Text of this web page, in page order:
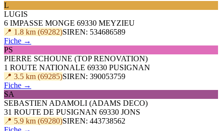
L
LUGIS
6 IMPASSE MONGE 69330 MEYZIEU
📍 1.8 km (69282)SIREN: 534686589
Fiche →
PS
PIERRE SCHOUNE (TOP RENOVATION)
1 ROUTE NATIONALE 69330 PUSIGNAN
📍 3.5 km (69285)SIREN: 390053759
Fiche →
SA
SEBASTIEN ADAMOLI (ADAMS DECO)
31 ROUTE DE PUSIGNAN 69330 JONS
📍 5.9 km (69280)SIREN: 443738562